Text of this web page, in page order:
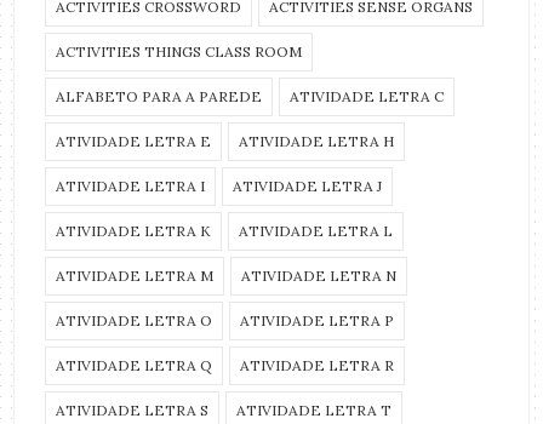
ACTIVITIES CROSSWORD ACTIVITIES SENSE ORGANS
ACTIVITIES THINGS CLASS ROOM
ALFABETO PARA A PAREDE ATIVIDADE LETRA C
ATIVIDADE LETRA E ATIVIDADE LETRA H
ATIVIDADE LETRA I ATIVIDADE LETRA J
ATIVIDADE LETRA K ATIVIDADE LETRA L
ATIVIDADE LETRA M ATIVIDADE LETRA N
ATIVIDADE LETRA O ATIVIDADE LETRA P
ATIVIDADE LETRA Q ATIVIDADE LETRA R
ATIVIDADE LETRA S ATIVIDADE LETRA T